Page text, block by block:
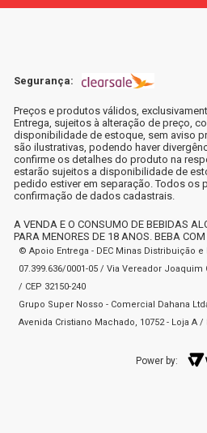
Segurança:
Preços e produtos válidos,
Entrega, sujeitos à alteração de preço,
disponibilidade de estoque, sem aviso
são ilustrativas, podendo haver
confirme os detalhes do produto na
estarão sujeitos a disponibilidade de
pedido estiver em separação. Todos os
confirmação de dados cadastrais.
A VENDA E O CONSUMO DE BEBIDAS
PARA MENORES DE 18 ANOS. BEBA
© Apoio Entrega - DEC Minas Distribuição e
07.399.636/0001-05 / Via Vereador Joaquim
/ CEP 32150-240
Grupo Super Nosso - Comercial Dahana
Avenida Cristiano Machado, 10752 - Loja A
Power by: